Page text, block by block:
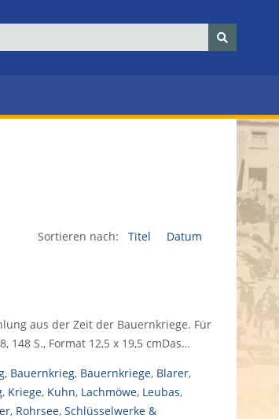
Sortieren nach: Titel Datum
aus der Zeit der Bauernkriege. Für
S., Format 12,5 x 19,5 cmDas…
, Bauernkrieg, Bauernkriege, Blarer,
, Kriege, Kuhn, Lachmöwe, Leubas,
, Rohrsee, Schlüsselwerke &